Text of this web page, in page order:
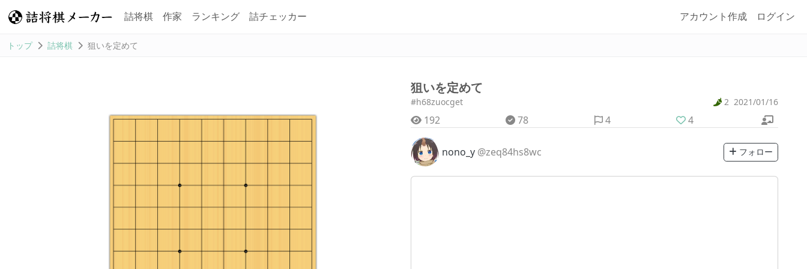
詰将棋 作家 ランキング 詰チェッカー アカウント作成 ログイン
トップ 詰将棋 狙いを定めて
狙いを定めて
#h68zuocget 2 2021/01/16
192 78 4 4
nono_y @zeq84hs8wc フォロー